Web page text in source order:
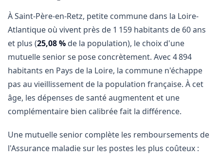
À Saint-Père-en-Retz, petite commune dans la Loire-
Atlantique où vivent près de 1 159 habitants de 60 ans
et plus (25,08 % de la population), le choix d'une
mutuelle senior se pose concrètement. Avec 4 894
habitants en Pays de la Loire, la commune n'échappe
pas au vieillissement de la population française. À cet
âge, les dépenses de santé augmentent et une
complémentaire bien calibrée fait la différence.
Une mutuelle senior complète les remboursements de
l'Assurance maladie sur les postes les plus coûteux :